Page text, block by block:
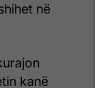
në
kanë